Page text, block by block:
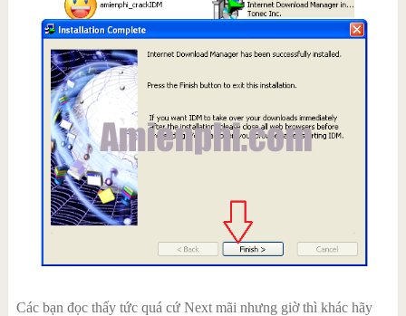
Các bạn đọc thấy tức quá cứ Next mãi nhưng giờ thì khác hãy